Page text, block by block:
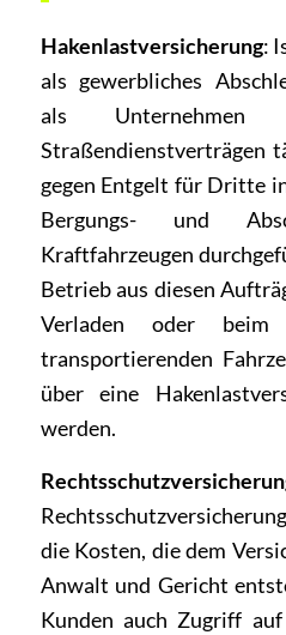
Hakenlastversicherung:
als gewerbliches
als Unternehmen
Straßendienstverträgen
gegen Entgelt für Dritte
Bergungs- und
Kraftfahrzeugen
Betrieb aus diesen
Verladen oder
transportierenden
über eine
werden.
die Kosten, die dem
Anwalt und Gericht
Kunden auch Zugriff